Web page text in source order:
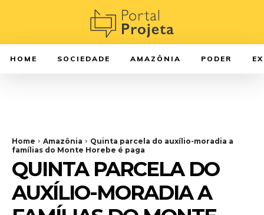
HOME SOCIEDADE AMAZÔNIA PODER
Home Amazônia
Quinta parcela do auxílio-moradia a
famílias do Monte Horebe é paga
QUINTA PARCELA DO
AUXÍLIO-MORADIA A